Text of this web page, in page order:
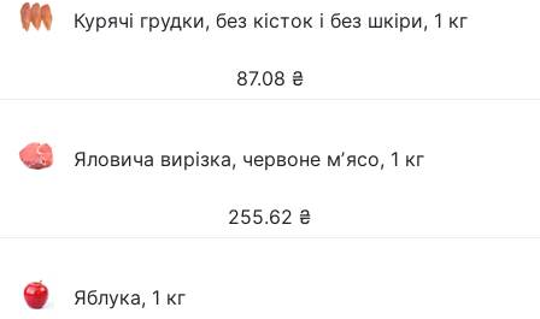
Курячі грудки, без кісток і без шкіри, 1 кг
87.08 ₴
Яловича вирізка, червоне мʼясо, 1 кг
255.62 ₴
Яблука, 1 кг